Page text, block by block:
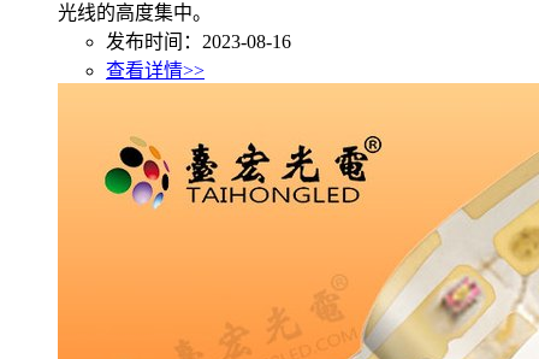
光线的高度集中。
发布时间：2023-08-16
查看详情>>